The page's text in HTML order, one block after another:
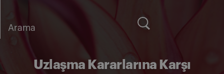
for:
Uzlaşma Kararlarına Karşı